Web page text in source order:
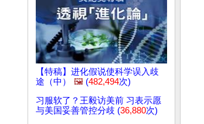
【特稿】进化假说使科学误入歧
途（中）
🖼️ (482,494次)
习服软了？王毅访美前 习表示愿
与美国妥善管控分歧 (36,880次)